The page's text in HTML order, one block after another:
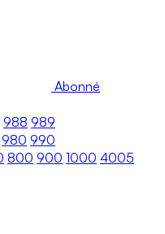
Abonné
988 989
980 990
800 900 1000 4005